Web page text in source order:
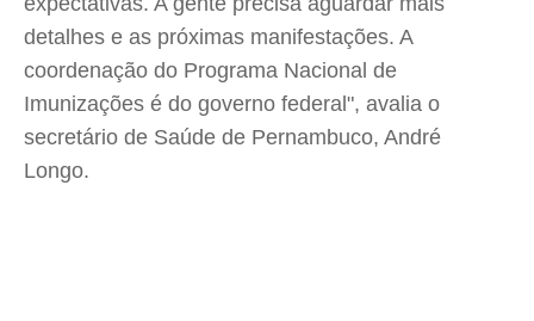
detalhes e as próximas manifestações. A
coordenação do Programa Nacional de
Imunizações é do governo federal", avalia o
secretário de Saúde de Pernambuco, André
Longo.